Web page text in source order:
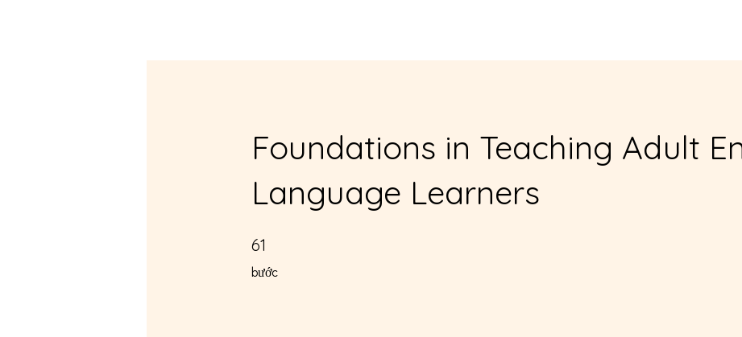
Foundations in Teaching Adult
Language Learners
61
bước
61 bước